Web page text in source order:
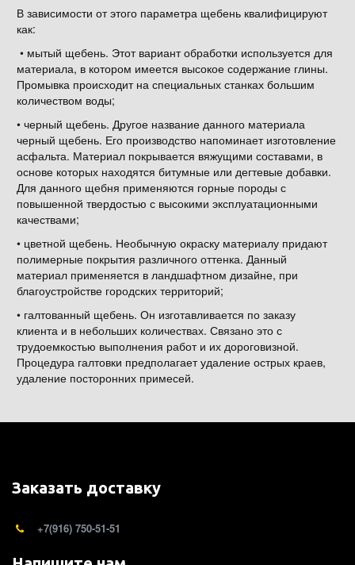
В зависимости от этого параметра щебень квалифицируют
как:
• мытый щебень. Этот вариант обработки используется для
материала, в котором имеется высокое содержание глины.
Промывка происходит на специальных станках большим
количеством воды;
• черный щебень. Другое название данного материала
черный щебень. Его производство напоминает изготовление
асфальта. Материал покрывается вяжущими составами, в
основе которых находятся битумные или дегтевые добавки.
Для данного щебня применяются горные породы с
повышенной твердостью с высокими эксплуатационными
качествами;
• цветной щебень. Необычную окраску материалу придают
полимерные покрытия различного оттенка. Данный
материал применяется в ландшафтном дизайне, при
благоустройстве городских территорий;
• галтованный щебень. Он изготавливается по заказу
клиента и в небольших количествах. Связано это с
трудоемкостью выполнения работ и их дороговизной.
Процедура галтовки предполагает удаление острых краев,
удаление посторонних примесей.
Заказать доставку
+7(916) 750-51-51